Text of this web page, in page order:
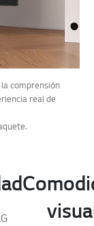
comprensión
real de